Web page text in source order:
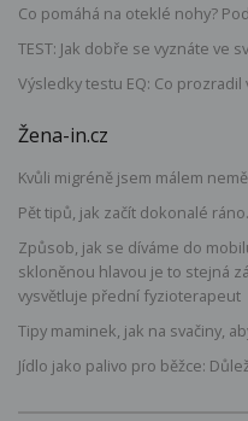
Co pomáhá na oteklé nohy?
TEST: Jak dobře se vyznáte ve
Výsledky testu EQ: Co prozradil
Žena-in.cz
Kvůli migréně jsem málem
Pět tipů, jak začít dokonalé
Způsob, jak se díváme do
skloněnou hlavou je to stejná
vysvětluje přední fyzioterapeut
Tipy maminek, jak na svačiny,
Jídlo jako palivo pro běžce: